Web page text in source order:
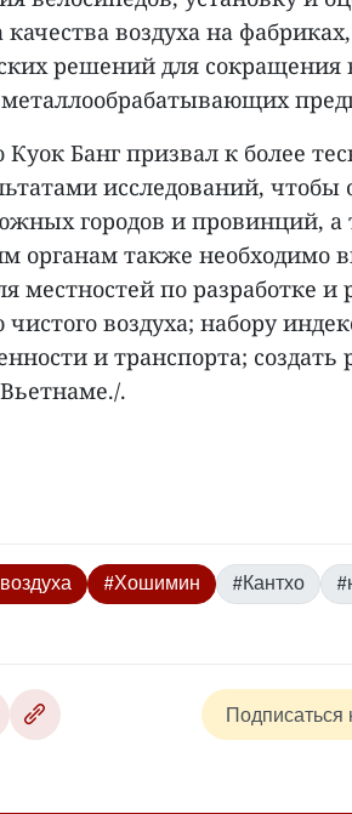
воздуха на
решений для сокращения
Банг призвал к более
исследований, чтобы
городов и провинций, а
органам также необходимо
местностей по разработке и
чистого воздуха; набору
и транспорта; создать
.
#Хошимин #Кантхо